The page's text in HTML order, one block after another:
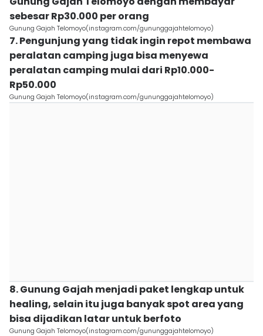
sebesar Rp30.000 per orang
Gunung Gajah Telomoyo(instagram.com/gununggajahtelomoyo)
7. Pengunjung yang tidak ingin repot membawa
peralatan camping juga bisa menyewa
peralatan camping mulai dari Rp10.000-
Rp50.000
Gunung Gajah Telomoyo(instagram.com/gununggajahtelomoyo)
8. Gunung Gajah menjadi paket lengkap untuk
healing, selain itu juga banyak spot area yang
bisa dijadikan latar untuk berfoto
Gunung Gajah Telomoyo(instagram.com/gununggajahtelomoyo)